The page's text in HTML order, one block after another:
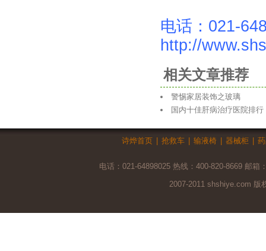
电话：021-
http://
相关文章推荐
警惕家居装饰之玻璃
国内十佳肝病治疗医院排行
诗烨首页 抢救车 输液椅 器械柜
电话：021-64898025 热线：400-820-8669 邮箱
2007-2011 shshiye.com 版